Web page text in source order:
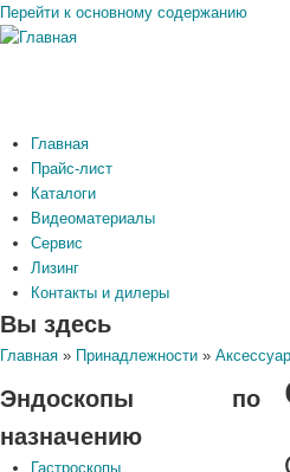
Перейти к основному содержанию
Главная
Прайс-лист
Каталоги
Видеоматериалы
Сервис
Лизинг
Контакты и дилеры
Вы здесь
Главная » Принадлежности »
Эндоскопы по
назначению
Гастроскопы